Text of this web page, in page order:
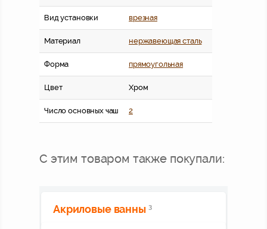
Вид установки врезная
Материал нержавеющая сталь
Форма прямоугольная
Цвет Хром
Число основных чаш 2
С этим товаром также покупали:
Акриловые ванны 3